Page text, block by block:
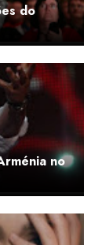
do
no